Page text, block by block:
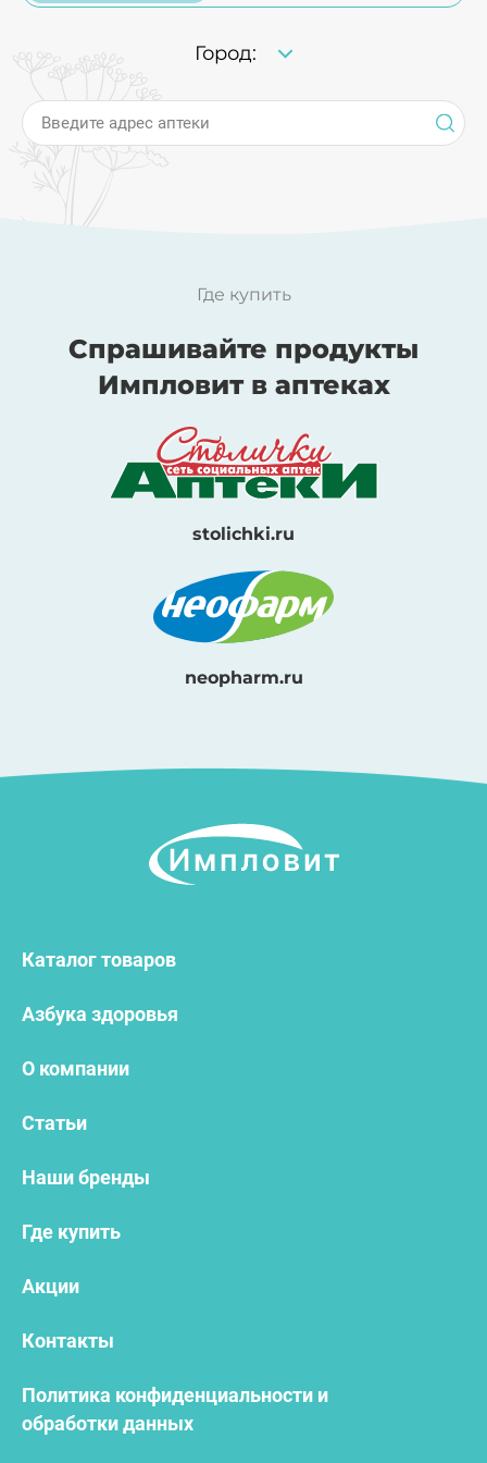
Если через 15-40 минут на коже на месте
раздражения, то эти масла можно
использовать без опасения.
Город:
Введите адрес аптеки
Где купить
Спрашивайте продукты
Импловит в аптеках
stolichki.ru
neopharm.ru
Каталог товаров
Азбука здоровья
О компании
Статьи
Наши бренды
Где купить
Акции
Контакты
Политика конфиденциальности и
обработки данных